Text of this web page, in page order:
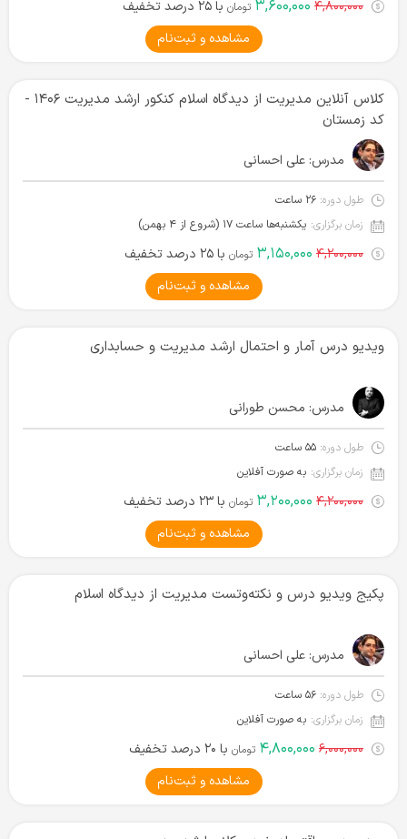
۴,۸۰۰,۰۰۰ ۳,۶۰۰,۰۰۰ تومان با ۲۵ درصد تخفیف
مشاهده و ثبت‌نام
کلاس آنلاین مدیریت از دیدگاه اسلام کنکور ارشد مدیریت ۱۴۰۶ -
کد زمستان
مدرس: علی احسانی
طول دوره: ۲۶ ساعت
زمان برگزاری: یکشنبه‌ها ساعت ۱۷ (شروع از ۴ بهمن)
۴,۲۰۰,۰۰۰ ۳,۱۵۰,۰۰۰ تومان با ۲۵ درصد تخفیف
مشاهده و ثبت‌نام
ویدیو درس آمار و احتمال ارشد مدیریت و حسابداری
مدرس: محسن طورانی
طول دوره: ۵۵ ساعت
زمان برگزاری: به صورت آفلاین
۴,۲۰۰,۰۰۰ ۳,۲۰۰,۰۰۰ تومان با ۲۳ درصد تخفیف
مشاهده و ثبت‌نام
پکیج ویدیو درس و نکته‌و‌تست مدیریت از دیدگاه اسلام
مدرس: علی احسانی
طول دوره: ۵۶ ساعت
زمان برگزاری: به صورت آفلاین
۶,۰۰۰,۰۰۰ ۴,۸۰۰,۰۰۰ تومان با ۲۰ درصد تخفیف
مشاهده و ثبت‌نام